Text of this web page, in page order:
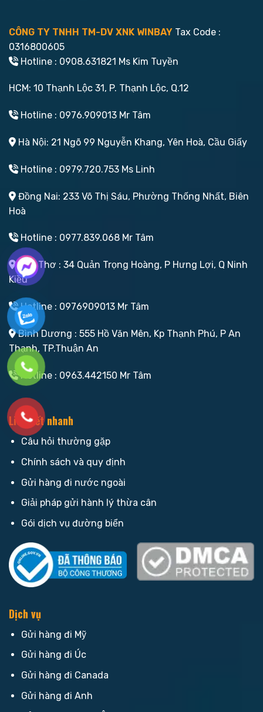
CÔNG TY TNHH TM-DV XNK WINBAY Tax Code :
0316800605
Hotline : 0908.631821 Ms Kim Tuyền
HCM: 10 Thạnh Lộc 31, P. Thạnh Lộc, Q.12
Hotline : 0976.909013 Mr Tâm
Hà Nội: 21 Ngõ 99 Nguyễn Khang, Yên Hoà, Cầu Giấy
Hotline : 0979.720.753 Ms Linh
Đồng Nai: 233 Võ Thị Sáu, Phường Thống Nhất, Biên
Hoà
Hotline : 0977.839.068 Mr Tâm
Cần Thơ : 34 Quản Trọng Hoàng, P Hưng Lợi, Q Ninh
Kiều
Hotline : 0976909013 Mr Tâm
Bình Dương : 555 Hồ Văn Mên, Kp Thạnh Phú, P An
Thạnh, TP.Thuận An
Hotline : 0963.442150 Mr Tâm
Liên kết nhanh
Câu hỏi thường gặp
Chính sách và quy định
Gửi hàng đi nước ngoài
Giải pháp gửi hành lý thừa cân
Gói dịch vụ đường biển
Dịch vụ
Gửi hàng đi Mỹ
Gửi hàng đi Úc
Gửi hàng đi Canada
Gửi hàng đi Anh